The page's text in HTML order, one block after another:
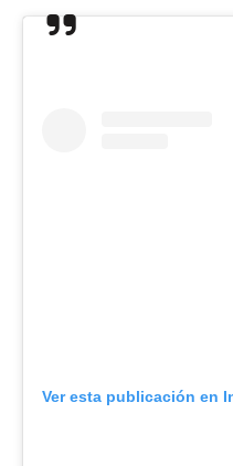
Ver esta publicación en